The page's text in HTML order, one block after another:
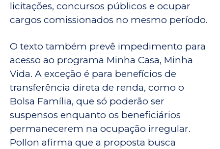
licitações, concursos públicos e ocupar
cargos comissionados no mesmo período.
O texto também prevê impedimento para
acesso ao programa Minha Casa, Minha
Vida. A exceção é para benefícios de
transferência direta de renda, como o
Bolsa Família, que só poderão ser
suspensos enquanto os beneficiários
permanecerem na ocupação irregular.
Pollon afirma que a proposta busca